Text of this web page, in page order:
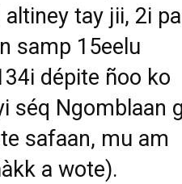
tay jii, 2i
samp 15eelu
dépite ñoo ko
séq Ngomblaan
safaan, mu am
a wote).